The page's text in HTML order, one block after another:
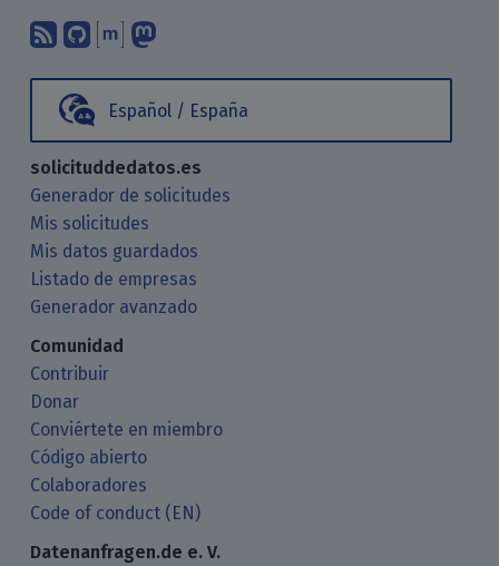
Suscríbete a nuestro blog a través
Encuéntranos en GitHub
Encuéntranos en Matrix
Español / España
solicituddedatos.es
Generador de solicitudes
Mis solicitudes
Mis datos guardados
Listado de empresas
Generador avanzado
Comunidad
Contribuir
Donar
Conviértete en miembro
Código abierto
Colaboradores
Code of conduct (EN)
Datenanfragen.de e. V.